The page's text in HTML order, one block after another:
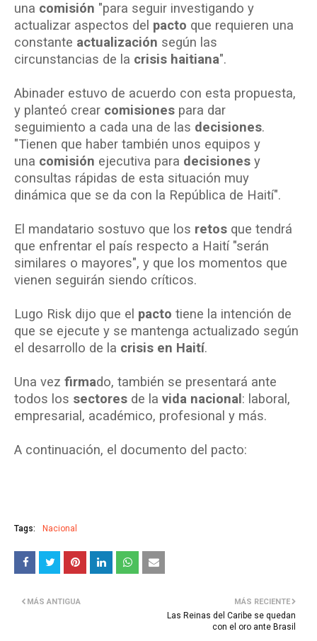
una comisión "para seguir investigando y
actualizar aspectos del pacto que requieren una
constante actualización según las
circunstancias de la crisis haitiana".
Abinader estuvo de acuerdo con esta propuesta,
y planteó crear comisiones para dar
seguimiento a cada una de las decisiones.
"Tienen que haber también unos equipos y
una comisión ejecutiva para decisiones y
consultas rápidas de esta situación muy
dinámica que se da con la República de Haití".
El mandatario sostuvo que los retos que tendrá
que enfrentar el país respecto a Haití "serán
similares o mayores", y que los momentos que
vienen seguirán siendo críticos.
Lugo Risk dijo que el pacto tiene la intención de
que se ejecute y se mantenga actualizado según
el desarrollo de la crisis en Haití.
Una vez firmado, también se presentará ante
todos los sectores de la vida nacional : laboral,
empresarial, académico, profesional y más.
A continuación, el documento del pacto:
Tags: Nacional
MÁS RECIENTE
Las Reinas del Caribe se quedan
con el oro ante Brasil
MÁS ANTIGUA